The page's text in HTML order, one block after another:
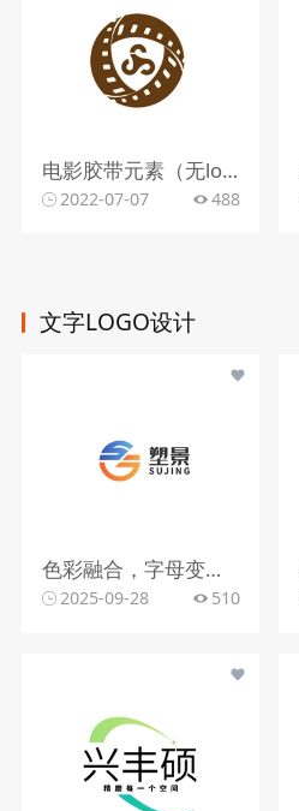
电影胶带元素（无logo名称）
2022-07-07 488
文字LOGO设计
色彩融合，字母变形，文字搭配
2025-09-28 510